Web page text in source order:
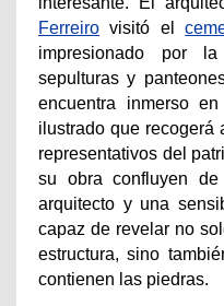
Ferreiro visitó el
impresionado por
sepulturas y
encuentra inmerso
ilustrado que recogerá
representativos del
su obra confluyen
arquitecto y una
capaz de revelar no
estructura, sino
contienen las piedras.